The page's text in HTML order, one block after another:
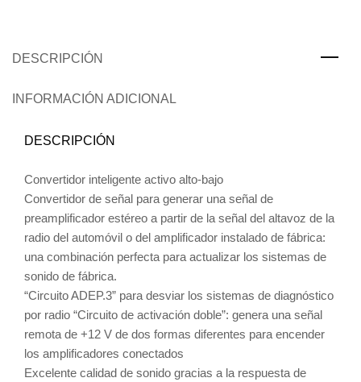
DESCRIPCIÓN
INFORMACIÓN ADICIONAL
DESCRIPCIÓN
Convertidor inteligente activo alto-bajo
Convertidor de señal para generar una señal de
preamplificador estéreo a partir de la señal del altavoz de la
radio del automóvil o del amplificador instalado de fábrica:
una combinación perfecta para actualizar los sistemas de
sonido de fábrica.
“Circuito ADEP.3” para desviar los sistemas de diagnóstico
por radio “Circuito de activación doble”: genera una señal
remota de +12 V de dos formas diferentes para encender
los amplificadores conectados
Excelente calidad de sonido gracias a la respuesta de